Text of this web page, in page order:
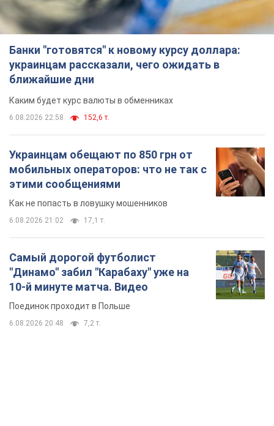
Банки "готовятся" к новому курсу доллара:
украинцам рассказали, чего ожидать в
ближайшие дни
Каким будет курс валюты в обменниках
6.08.2026 22:58 152,6 т.
Украинцам обещают по 850 грн от
мобильных операторов: что не так с
этими сообщениями
Как не попасть в ловушку мошенников
6.08.2026 21:02 17,1 т.
Самый дорогой футболист
"Динамо" забил "Карабаху" уже на
10-й минуте матча. Видео
Поединок проходит в Польше
6.08.2026 20:48 7,2 т.